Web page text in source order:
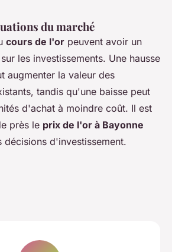
du marché
cours de l'or peuvent avoir un
les investissements. Une hausse
augmenter la valeur des
tandis qu'une baisse peut
d'achat à moindre coût. Il est
près le prix de l'or à Bayonne
décisions d'investissement.